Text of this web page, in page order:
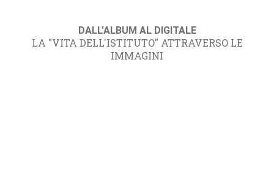
DALL'ALBUM AL DIGITALE
LA "VITA DELL'ISTITUTO" ATTRAVERSO LE
IMMAGINI